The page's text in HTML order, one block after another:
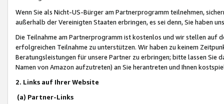
Wenn Sie als Nicht-US-Bürger am Partnerprogramm teilnehmen,
außerhalb der Vereinigten Staaten erbringen, es sei denn, Sie haben
Die Teilnahme am Partnerprogramm ist kostenlos und wir stellen auf
erfolgreichen Teilnahme zu unterstützen. Wir haben zu keinem
Beratungsleistungen für unsere Partner zu erbringen; bitte lassen Sie
Namen von Amazon aufzutreten) an Sie herantreten und Ihnen
2. Links auf Ihrer Website
(a) Partner-Links